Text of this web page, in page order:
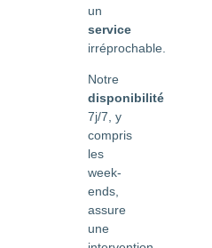
un
service
irréprochable.
Notre
disponibilité
7j/7, y
compris
les
week-
ends,
assure
une